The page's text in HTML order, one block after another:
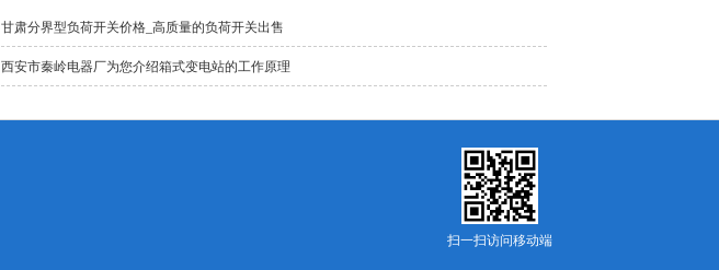
甘肃分界型负荷开关价格_高质量的负荷开关出售
西安市秦岭电器厂为您介绍箱式变电站的工作原理
扫一扫访问移动端